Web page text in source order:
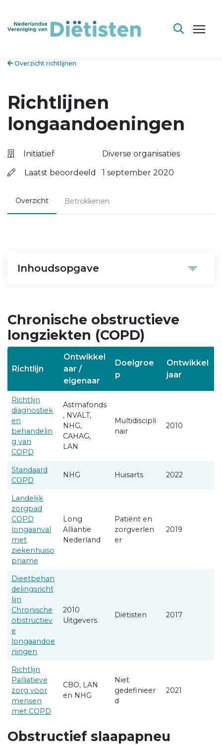
Overzicht richtlijnen
Richtlijnen
longaandoeningen
Initiatief
Laatst beoordeeld
Diverse organisaties
1 september 2020
Overzicht Betrokkenen
Chronische obstructieve
longziekten (COPD)
Richtlijn
Ontwikkel
aar /
eigenaar
Doelgroe
p
Ontwikkel
jaar
Richtlijn
diagnostiek
en
behandelin
g van
COPD
Astmafonds
, NVALT,
NHG,
CAHAG,
LAN
Multidiscipli
nair
2010
Standaard
COPD
NHG Huisarts 2022
Landelijk
zorgpad
COPD
longaanval
met
ziekenhuiso
pname
Long
Alliantie
Nederland
Patiënt en
zorgverlen
er
2019
Dieetbehan
delingsricht
lijn
Chronische
obstructiev
e
longaandoe
ningen
2010
Uitgevers
Diëtisten 2017
Richtlijn
Palliatieve
zorg voor
mensen
met COPD
CBO, LAN
en NHG
Niet
gedefinieer
d
2021
Obstructief slaapapneu
Inhoudsopgave